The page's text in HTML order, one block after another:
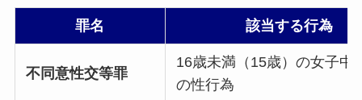
罪名 該当する行為
不同意性交等罪
16歳未満（15歳）の女子中
の性行為